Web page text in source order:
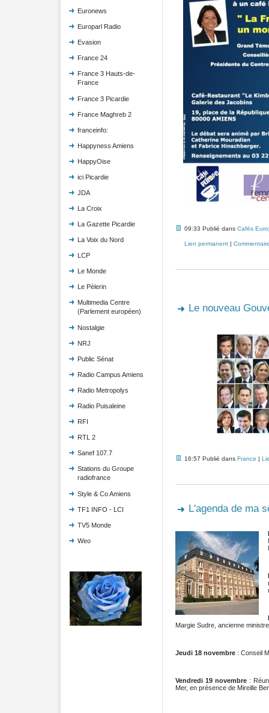
Euronews
Europarl Radio
Evasion
France 24
France 3 Hauts-de-
France
France 3 Picardie
France Maghreb 2
franceinfo:
Happyness Amiens
HappyOise
ici Picardie
JDA
La Croix
La Gazette Picardie
La Voix du Nord
LCP
Le Monde
Le Pèlerin
Multimedia Centre
(Parlement européen)
Nostalgie
NRJ
Public Sénat
Radio Campus Amiens
Radio Metropolys
Radio Puisaleine
RFI
RTL 2
Sanef 107.7
Stations du Groupe
radiofrance
Style & Co Amiens
TF1 INFO - LCI
TV5 Monde
Weo
09:33 Publié dans Cafés
Lien permanent|
Le nouveau
16:57 Publié dans France |
L'agenda de ma
Margie Sudre, ancienne
Jeudi 18 novembre : Conseil
Vendredi 19 novembre :
Mer, en présence de Mireille